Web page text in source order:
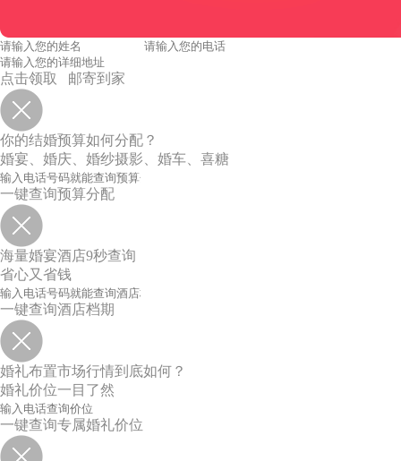
点击领取 邮寄到家
你的结婚预算如何分配？
婚宴、婚庆、婚纱摄影、婚车、喜糖
一键查询预算分配
海量婚宴酒店9秒查询
省心又省钱
一键查询酒店档期
婚礼布置市场行情到底如何？
婚礼价位一目了然
一键查询专属婚礼价位